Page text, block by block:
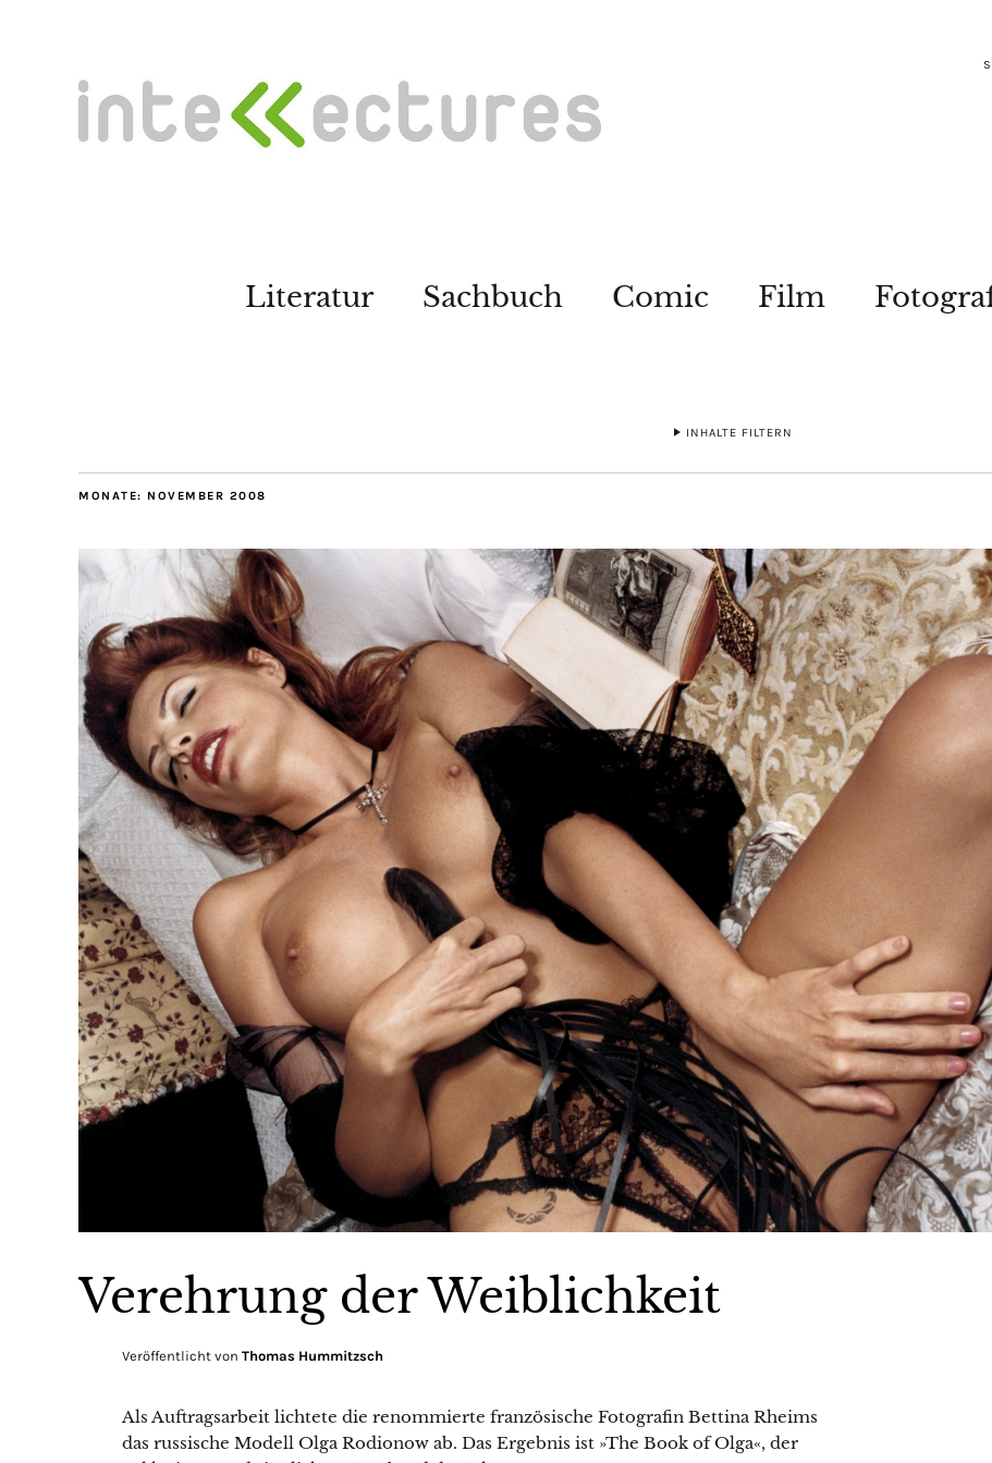
Literatur Sachbuch Comic Film
INHALTE FILTERN
MONATE: NOVEMBER 2008
Verehrung der Weiblichkeit
Veröffentlicht von Thomas Hummitzsch
Als Auftragsarbeit lichtete die renommierte französische Fotografin Bettina Rheims
das russische Modell Olga Rodionow ab. Das Ergebnis ist »The Book of Olga«, der